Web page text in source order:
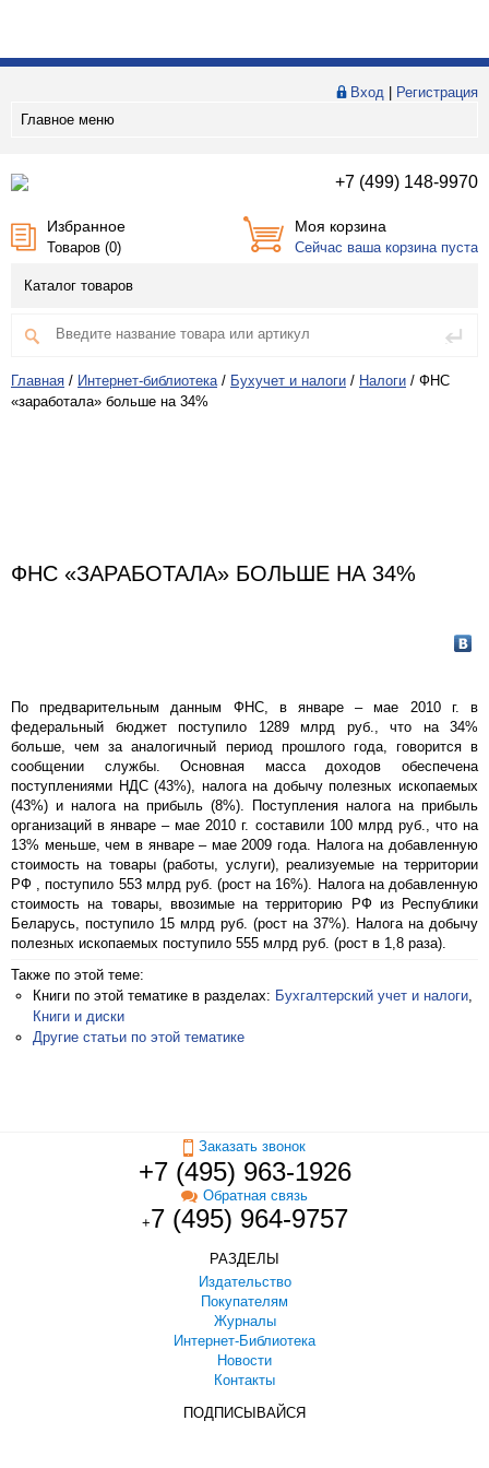
Вход
Регистрация
Главное меню
+7 (499) 148-9970
Избранное
Товаров (0)
Моя корзина
Сейчас ваша корзина пуста
Каталог товаров
Главная / Интернет-библиотека / Бухучет и налоги / Налоги / ФНС
«заработала» больше на 34%
ФНС «ЗАРАБОТАЛА» БОЛЬШЕ НА 34%
По предварительным данным ФНС, в январе – мае 2010 г. в
федеральный бюджет поступило 1289 млрд руб., что на 34%
больше, чем за аналогичный период прошлого года, говорится в
сообщении службы. Основная масса доходов обеспечена
поступлениями НДС (43%), налога на добычу полезных ископаемых
(43%) и налога на прибыль (8%). Поступления налога на прибыль
организаций в январе – мае 2010 г. составили 100 млрд руб., что на
13% меньше, чем в январе – мае 2009 года. Налога на добавленную
стоимость на товары (работы, услуги), реализуемые на территории
РФ , поступило 553 млрд руб. (рост на 16%). Налога на добавленную
стоимость на товары, ввозимые на территорию РФ из Республики
Беларусь, поступило 15 млрд руб. (рост на 37%). Налога на добычу
полезных ископаемых поступило 555 млрд руб. (рост в 1,8 раза).
Также по этой теме:
Книги по этой тематике в разделах: Бухгалтерский учет и налоги
Книги и диски
Другие статьи по этой тематике
Заказать звонок
+7 (495) 963-1926
Обратная связь
+7 (495) 964-9757
РАЗДЕЛЫ
Издательство
Покупателям
Журналы
Интернет-Библиотека
Новости
Контакты
ПОДПИСЫВАЙСЯ